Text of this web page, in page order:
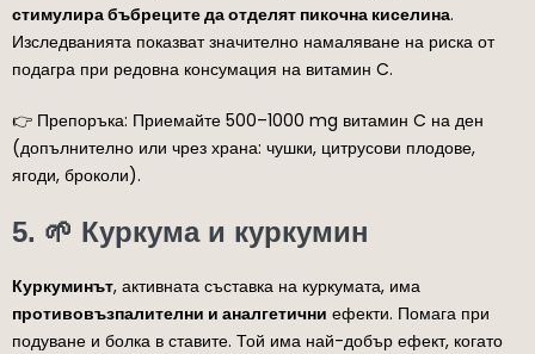
стимулира бъбреците да отделят пикочна киселина.
Изследванията показват значително намаляване на риска от
подагра при редовна консумация на витамин C.
👉 Препоръка: Приемайте 500–1000 mg витамин C на ден
(допълнително или чрез храна: чушки, цитрусови плодове,
ягоди, броколи).
5. 🌱 Куркума и куркумин
Куркуминът, активната съставка на куркумата, има
противовъзпалителни и аналгетични ефекти. Помага при
подуване и болка в ставите. Той има най-добър ефект, когато